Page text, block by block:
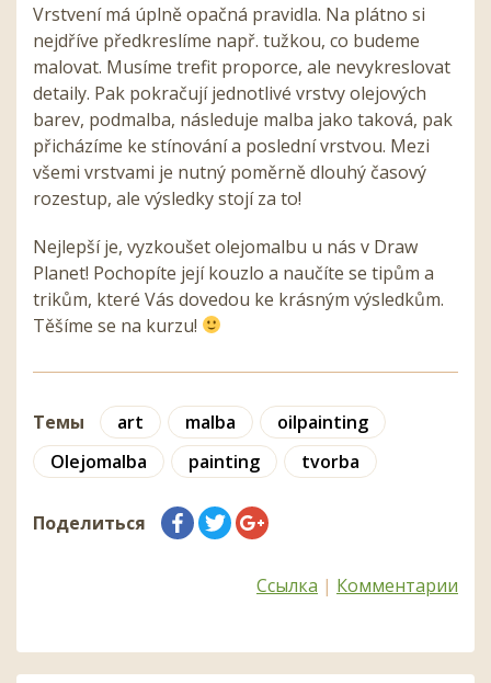
Vrstvení má úplně opačná pravidla. Na plátno si
nejdříve předkreslíme např. tužkou, co budeme
malovat. Musíme trefit proporce, ale nevykreslovat
detaily. Pak pokračují jednotlivé vrstvy olejových
barev, podmalba, následuje malba jako taková, pak
přicházíme ke stínování a poslední vrstvou. Mezi
všemi vrstvami je nutný poměrně dlouhý časový
rozestup, ale výsledky stojí za to!
Nejlepší je, vyzkoušet olejomalbu u nás v Draw
Planet! Pochopíte její kouzlo a naučíte se tipům a
trikům, které Vás dovedou ke krásným výsledkům.
Těšíme se na kurzu!
Темы art malba
oilpainting
Olejomalba
painting tvorba
Поделиться
Ссылка | Комментарии